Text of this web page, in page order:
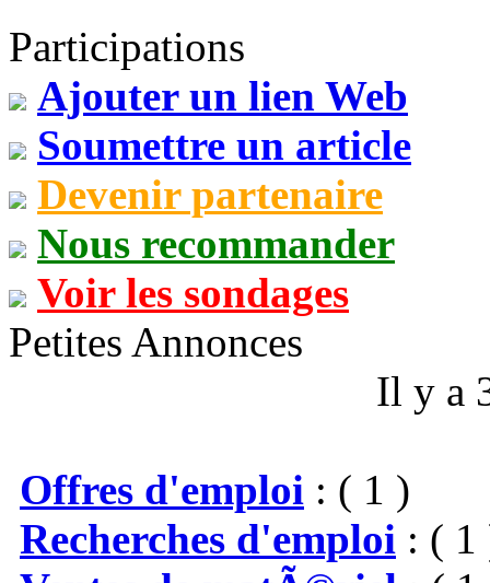
Participations
Ajouter un lien Web
Soumettre un article
Devenir partenaire
Nous recommander
Voir les sondages
Petites Annonces
Il y a
Offres d'emploi : ( 1 )
Recherches d'emploi : ( 1